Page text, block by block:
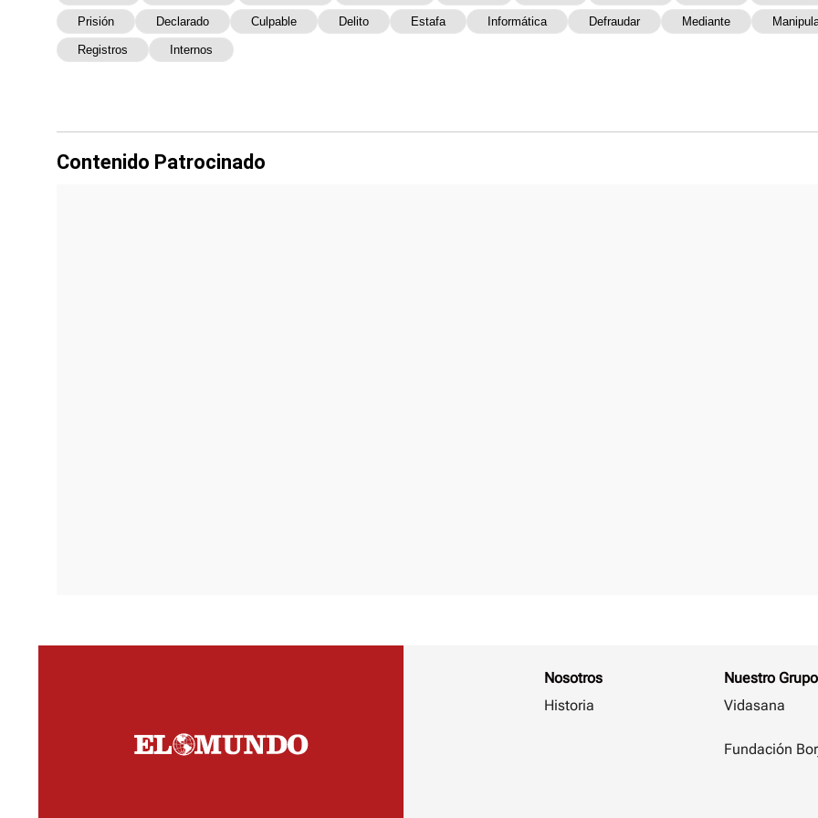
Prisión Declarado Culpable Delito Estafa Informática Defraudar Mediante
Registros Internos
Contenido Patrocinado
Nosotros
Historia
Nuestro Grupo
Vidasana
Fundación